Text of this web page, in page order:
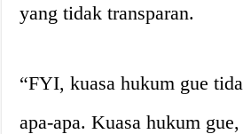
yang tidak transparan.
“FYI, kuasa hukum gue
apa-apa. Kuasa hukum